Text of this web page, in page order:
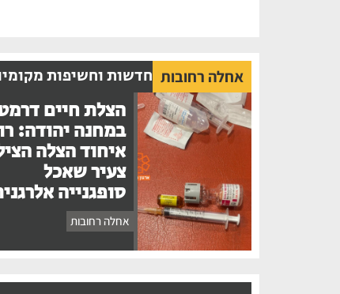
אחלה רחובות חדשות וחשיפות
הצלת חיים
במחנה יהודה:
איחוד הצלה
צעיר שאכל
סופגנייה
אחלה רחובות